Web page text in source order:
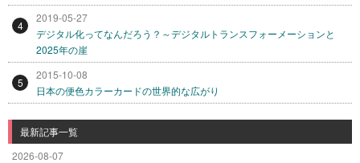
4
2019-05-27
デジタル化ってなんだろう？～デジタルトランスフォーメーションと
2025年の崖
5
2015-10-08
日本の便色カラーカードの世界的な広がり
最新記事一覧
2026-08-07